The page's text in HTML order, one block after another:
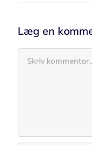
Læg en
Comment